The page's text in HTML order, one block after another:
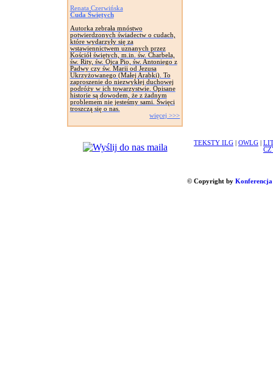
Renata Czerwińska
Cuda Świętych
Autorka zebrała mnóstwo
potwierdzonych świadectw o cudach,
które wydarzyły się za
wstawiennictwem uznanych przez
Kościół świętych, m.in. św. Charbela,
św. Rity, św. Ojca Pio, św. Antoniego z
Padwy czy św. Marii od Jezusa
Ukrzyżowanego (Małej Arabki). To
zaproszenie do niezwykłej duchowej
podróży w ich towarzystwie. Opisane
historie są dowodem, że z żadnym
problemem nie jesteśmy sami. Święci
troszczą się o nas.
więcej >>>
TEKSTY ILG OWLG
© Copyright by Konferencja